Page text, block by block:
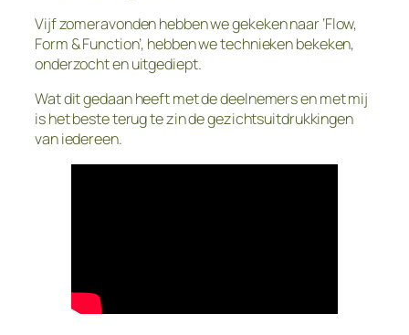
Vijf zomeravonden hebben we gekeken naar ‘Flow,
Form & Function’, hebben we technieken bekeken,
onderzocht en uitgediept.
Wat dit gedaan heeft met de deelnemers en met mij
is het beste terug te zin de gezichtsuitdrukkingen
van iedereen.